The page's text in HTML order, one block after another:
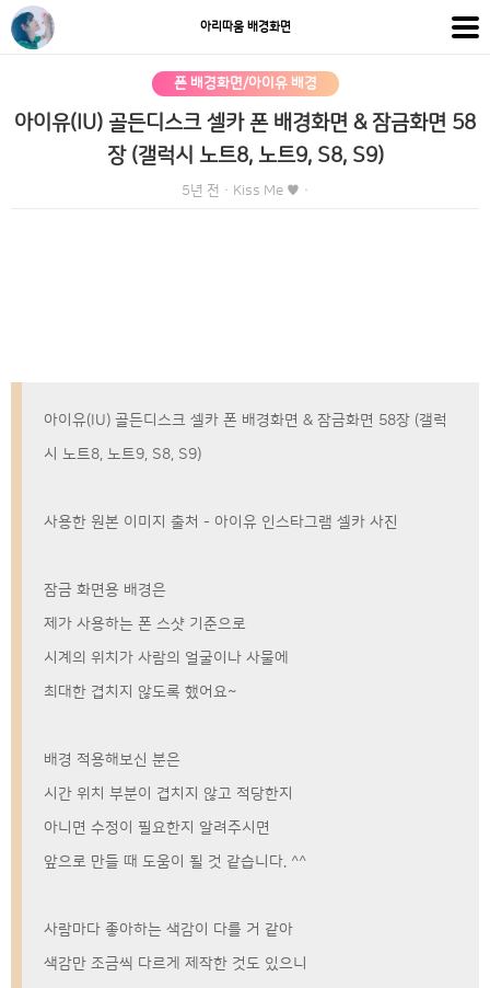
아리따움 배경화면
폰 배경화면/아이유 배경
아이유(IU) 골든디스크 셀카 폰 배경화면 & 잠금화면 58
장 (갤럭시 노트8, 노트9, S8, S9)
5년 전 · Kiss Me ♥ ·
아이유(IU) 골든디스크 셀카 폰 배경화면 & 잠금화면 58장 (갤럭
시 노트8, 노트9, S8, S9)
사용한 원본 이미지 출처 - 아이유 인스타그램 셀카 사진
잠금 화면용 배경은
제가 사용하는 폰 스샷 기준으로
시계의 위치가 사람의 얼굴이나 사물에
최대한 겹치지 않도록 했어요~
배경 적용해보신 분은
시간 위치 부분이 겹치지 않고 적당한지
아니면 수정이 필요한지 알려주시면
앞으로 만들 때 도움이 될 것 같습니다. ^^
사람마다 좋아하는 색감이 다를 거 같아
색감만 조금씩 다르게 제작한 것도 있으니